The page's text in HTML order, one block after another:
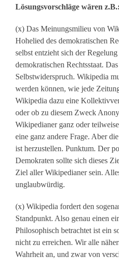
Lösungsvorschläge wären z.B.:
(x) Das Meinungsmilieu von
Hohelied des demokratischen
selbst entzieht sich der
demokratischen Rechtsstaat.
Selbstwiderspruch. Wikipedia
werden können, wie jede
Wikipedia dazu eine
oder ob zu diesem Zweck
Wikipedianer ganz oder
eine ganz andere Frage. Aber
ist herzustellen. Punktum. Der
Demokraten sollte sich dieses
Ziel aller Wikipedianer sein.
unglaubwürdig.
(x) Wikipedia fordert den
Standpunkt. Also genau einen
Philosophisch betrachtet ist ein
nicht zu erreichen. Wir alle
Wahrheit an, und zwar von